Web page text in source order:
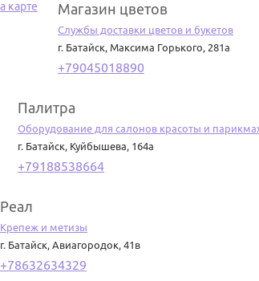
Магазин цветов
Службы доставки цветов и букетов
г. Батайск, Максима Горького, 281а
+79045018890
Палитра
Оборудование для салонов красоты и
г. Батайск, Куйбышева, 164а
+79188538664
Реал
Крепеж и метизы
г. Батайск, Авиагородок, 41в
+78632634329